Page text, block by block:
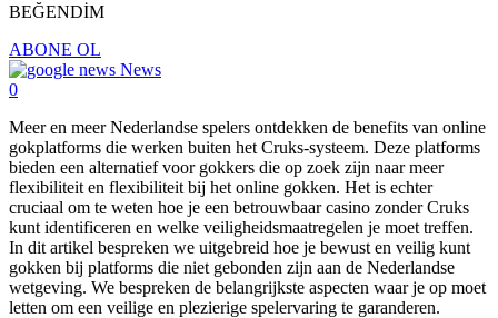
BEĞENDİM
ABONE OL
News
0
Meer en meer Nederlandse spelers ontdekken de benefits van online
gokplatforms die werken buiten het Cruks-systeem. Deze platforms
bieden een alternatief voor gokkers die op zoek zijn naar meer
flexibiliteit en flexibiliteit bij het online gokken. Het is echter
cruciaal om te weten hoe je een betrouwbaar casino zonder Cruks
kunt identificeren en welke veiligheidsmaatregelen je moet treffen.
In dit artikel bespreken we uitgebreid hoe je bewust en veilig kunt
gokken bij platforms die niet gebonden zijn aan de Nederlandse
wetgeving. We bespreken de belangrijkste aspecten waar je op moet
letten om een veilige en plezierige spelervaring te garanderen.